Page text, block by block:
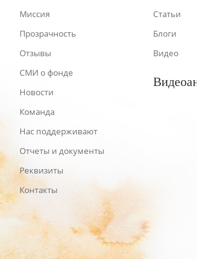
Миссия
Прозрачность
Отзывы
СМИ о фонде
Новости
Команда
Нас поддерживают
Отчеты и документы
Реквизиты
Контакты
Статьи
Блоги
Видео